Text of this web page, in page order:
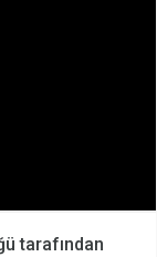
tarafından